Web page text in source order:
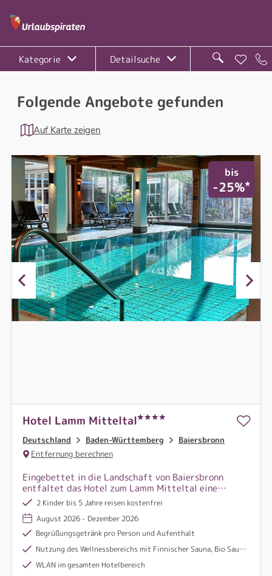
Kategorie Detailsuche
Folgende Angebote gefunden
Auf Karte zeigen
bis
-25%*
Hotel Lamm Mitteltal
Deutschland Baden-Württemberg
Baiersbronn
Entfernung berechnen
Eingebettet in die Landschaft von Baiersbronn
entfaltet das Hotel zum Lamm Mitteltal eine
wohltuende Mischung aus Stille, Genuss und
herzlicher Bodenständigkeit.
2 Kinder bis 5 Jahre reisen kostenfrei
August 2026 - Dezember 2026
Begrüßungsgetränk pro Person und Aufenthalt
Nutzung des Wellnessbereichs mit Finnischer Sauna, Bio Sauna, Dampfbad & Innenpool
WLAN im gesamten Hotelbereich